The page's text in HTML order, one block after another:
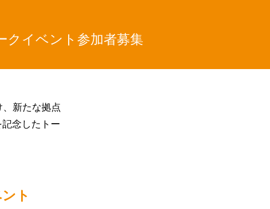
クイベント参加者募集
新たな拠点
念したトー
ト